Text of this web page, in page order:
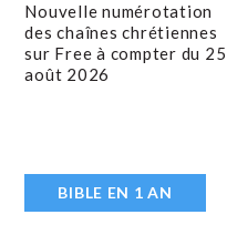
Nouvelle numérotation
des chaînes chrétiennes
sur Free à compter du 25
août 2026
BIBLE EN 1 AN